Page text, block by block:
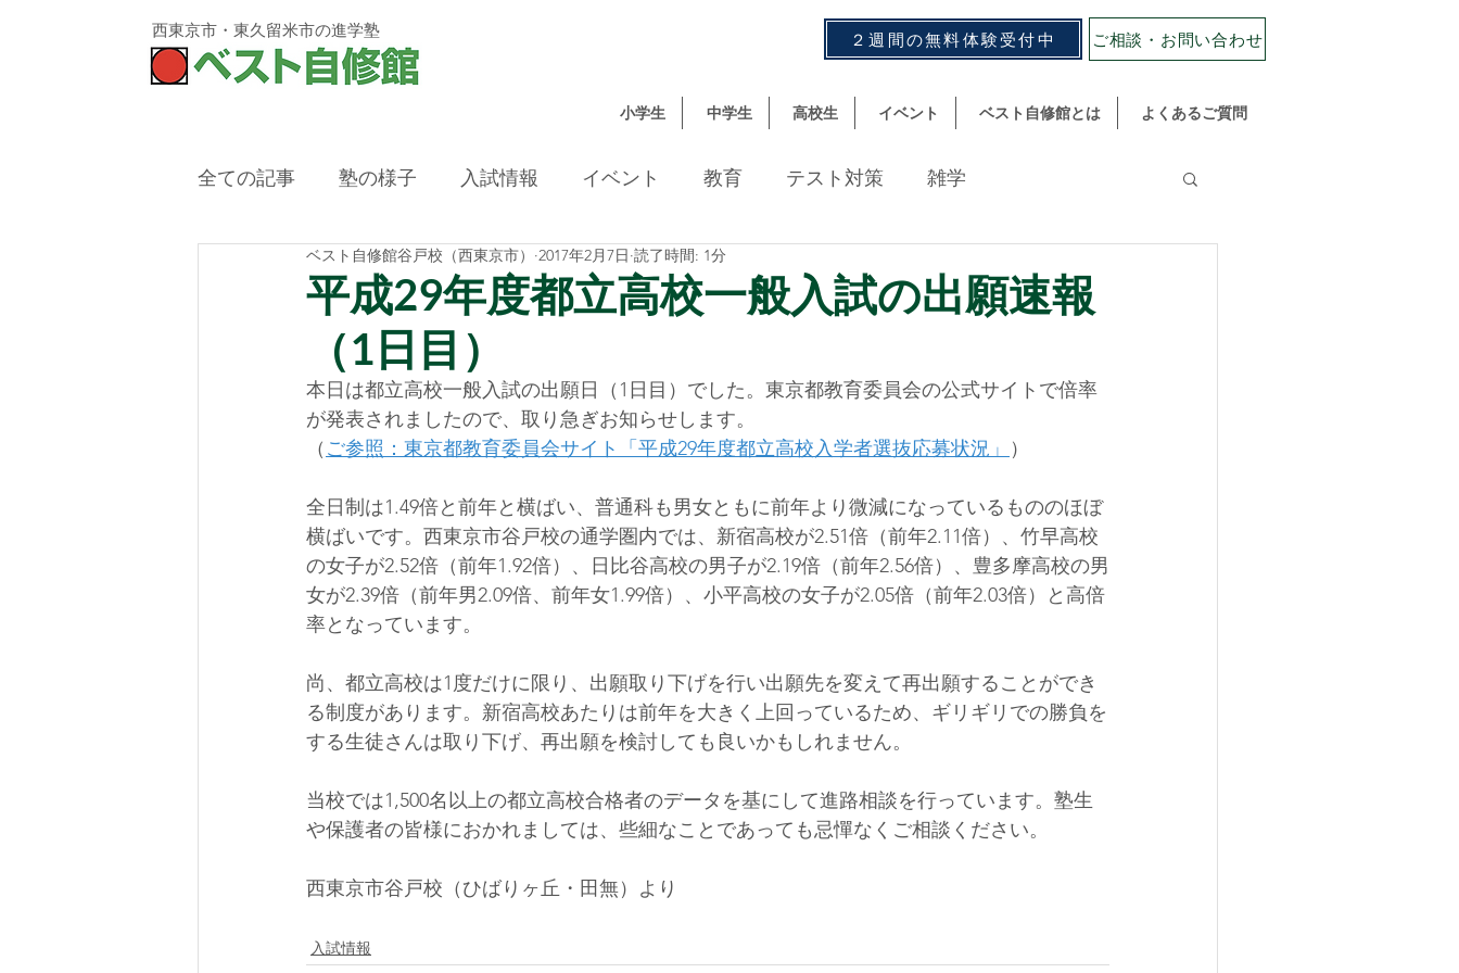
西東京市・東久留米市の進学塾 ２週間の無料体験受付中 ご相談・お問い合わせ
小学生 中学生 高校生 イベント ベスト自修館とは よくあるご質問
全ての記事 塾の様子 入試情報 イベント 教育 テスト対策 雑学
西東京市,塾,冬期講習,残席数
平成29年度都立高校一般入試の出願速報
（1日目）
ベスト自修館谷戸校（西東京市） 2017年2月7日 読了時間: 1分
本日は都立高校一般入試の出願日（1日目）でした。東京都教育委員会の公式サイトで倍率
が発表されましたので、取り急ぎお知らせします。
（ ご参照：東京都教育委員会サイト「平成29年度都立高校入学者選抜応募状況」 ）
全日制は1.49倍と前年と横ばい、普通科も男女ともに前年より微減になっているもののほぼ
横ばいです。西東京市谷戸校の通学圏内では、新宿高校が2.51倍（前年2.11倍）、竹早高校
の女子が2.52倍（前年1.92倍）、日比谷高校の男子が2.19倍（前年2.56倍）、豊多摩高校の男
女が2.39倍（前年男2.09倍、前年女1.99倍）、小平高校の女子が2.05倍（前年2.03倍）と高倍
率となっています。
尚、都立高校は1度だけに限り、出願取り下げを行い出願先を変えて再出願することができ
る制度があります。新宿高校あたりは前年を大きく上回っているため、ギリギリでの勝負を
する生徒さんは取り下げ、再出願を検討しても良いかもしれません。
当校では1,500名以上の都立高校合格者のデータを基にして進路相談を行っています。塾生
や保護者の皆様におかれましては、些細なことであっても忌憚なくご相談ください。
西東京市谷戸校（ひばりヶ丘・田無）より
入試情報